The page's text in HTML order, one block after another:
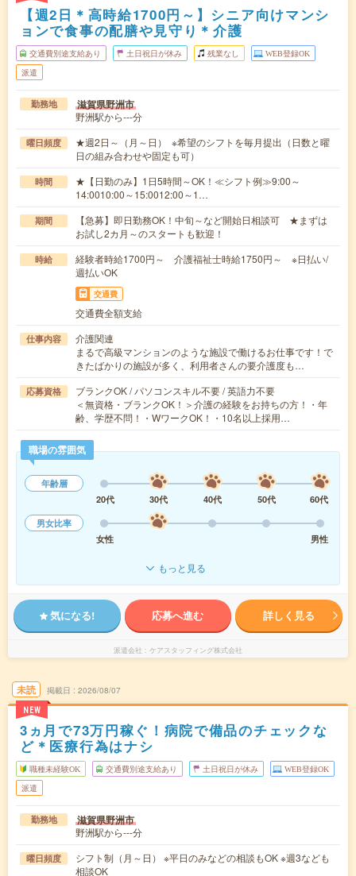
【週2日＊高時給1700円～】シニア向けマンシ
ョンで食事の配膳や見守り＊介護
交通費別途支給あり 土日祝日が休み 残業なし WEB登録OK
派遣
勤務地 滋賀県野洲市
野洲駅から---分
曜日頻度
★週2日～（月～日） ※希望のシフトを毎月提出（日数と曜
日の組み合わせや固定も可）
時間
★【日勤のみ】1日5時間～OK！≪シフト例≫9:00～
14:0010:00～15:0012:00～1…
期間
【急募】即日勤務OK！中旬～など開始日相談可 ★まずは
お試し2カ月～のスタートも歓迎！
時給
経験者時給1700円～ 介護福祉士時給1750円～ ※日払い/
週払いOK
交通費
交通費全額支給
仕事内容
介護関連
まるで高級マンションのような施設で働けるお仕事です！で
きたばかりの施設が多く、利用者さんの要介護度も…
応募資格
ブランクOK / パソコンスキル不要 / 英語力不要
＜無資格・ブランクOK！＞介護の経験をお持ちの方！・年
齢、学歴不問！・WワークOK！・10名以上採用…
職場の雰囲気
年齢層
20代
30代 40代 50代
60代
男女比率
女性
男性
もっと見る
気になる! 応募へ進む 詳しく見る
派遣会社 ケアスタッフィング株式会社
未読
NEW
掲載日 2026/08/07
3ヵ月で73万円稼ぐ！病院で備品のチェックな
ど＊医療行為はナシ
職種未経験OK 交通費別途支給あり 土日祝日が休み WEB登録OK
派遣
勤務地 滋賀県野洲市
野洲駅から---分
曜日頻度
シフト制（月～日） ※平日のみなどの相談もOK ※週3なども
相談OK